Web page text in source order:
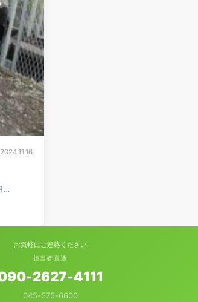
2024.11.16
…
お気軽にご連絡ください
担当者直通
2627-4111
045-575-6600